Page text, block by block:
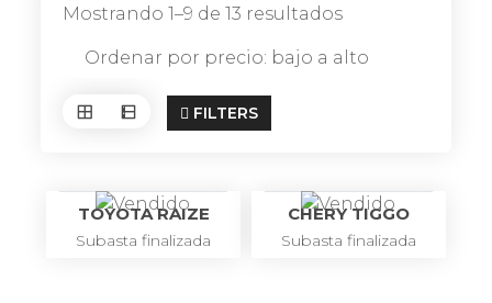
Mostrando 1–9 de 13 resultados
FILTERS
TOYOTA RAIZE
Subasta finalizada
CHERY TIGGO
Subasta finalizada